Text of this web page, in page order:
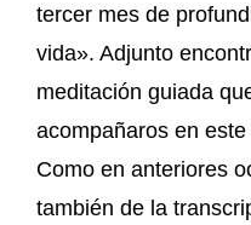
tercer mes de
vida». Adjunto
meditación guiada
acompañaros en
Como en anteriores
también de la